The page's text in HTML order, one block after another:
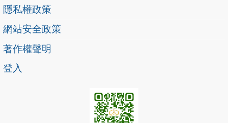
隱私權政策
網站安全政策
著作權聲明
登入